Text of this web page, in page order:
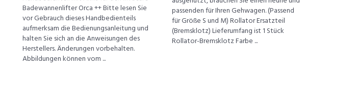
Badewannenlifter Orca ++ Bitte lesen Sie
vor Gebrauch dieses Handbedienteils
aufmerksam die Bedienungsanleitung und
halten Sie sich an die Anweisungen des
Herstellers. Änderungen vorbehalten.
Abbildungen können vom ...
passenden für Ihren Gehwagen. (Passend
für Größe S und M) Rollator Ersatzteil
(Bremsklotz) Lieferumfang ist 1 Stück
Rollator-Bremsklotz Farbe ...